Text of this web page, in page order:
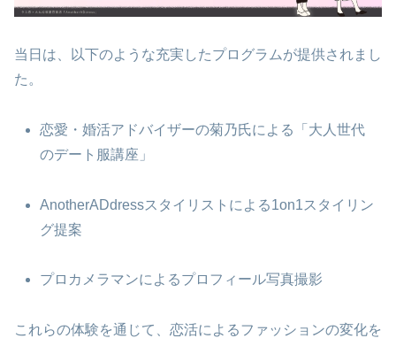
当日は、以下のような充実したプログラムが提供されまし
た。
恋愛・婚活アドバイザーの菊乃氏による「大人世代
のデート服講座」
AnotherADdressスタイリストによる1on1スタイリン
グ提案
プロカメラマンによるプロフィール写真撮影
これらの体験を通じて、恋活によるファッションの変化を